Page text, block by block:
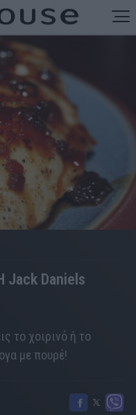
Jack Daniels
το χοιρινό ή το
με πουρέ!